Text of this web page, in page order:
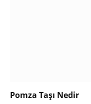
Pomza Taşı Nedir